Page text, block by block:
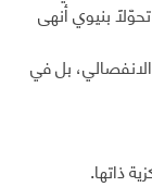
بنيوي أنهى
بل في
ذاتها.